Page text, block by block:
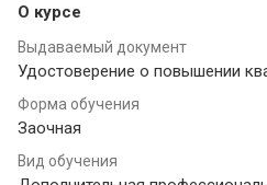
О курсе
Выдаваемый документ
Удостоверение о повышении
Форма обучения
Заочная
Вид обучения